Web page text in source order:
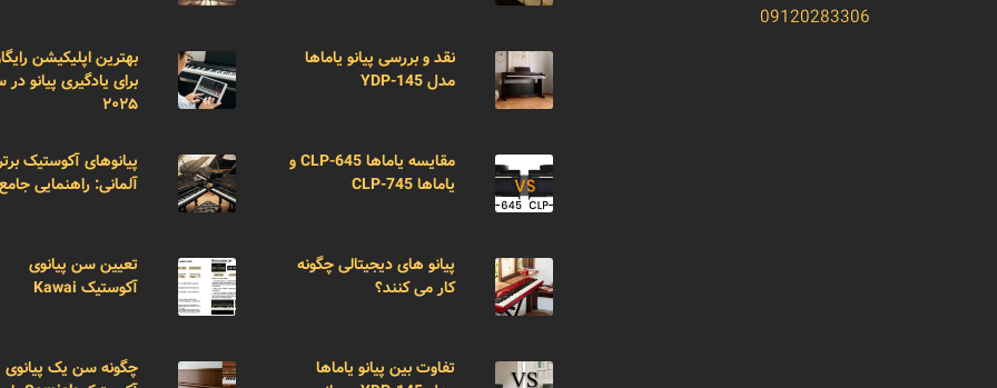
09120283306
نقد و بررسی پیانو یاماها
مدل YDP-145
مقایسه یاماها CLP-645 و
یاماها CLP-745
پیانو های دیجیتالی چگونه
کار می کنند؟
تفاوت بین پیانو یاماها
بهترین اپلیکیشن
برای یادگیری پیانو
۲۰۲۵
پیانوهای آکوستیک
آلمانی: راهنمایی جامع
تعیین سن پیانوی
آکوستیک Kawai
چگونه سن یک پیانوی